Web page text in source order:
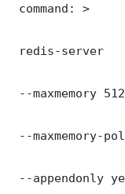
command: >
redis-server
--maxmemory
--maxmemory-
--appendonly